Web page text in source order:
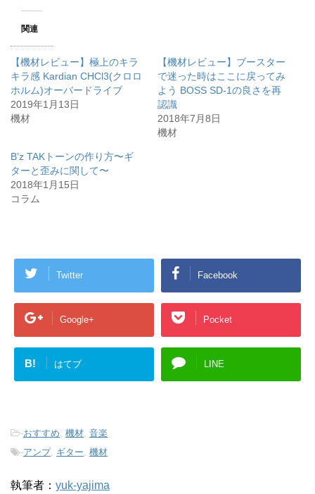
関連
【機材レビュー】極上のキラ
キラ感 Kardian CHCl3(クロロ
ホルム)オーバードライブ
2019年1月13日
機材
【機材レビュー】ブースター
で迷った時はここに戻ってみ
よう BOSS SD-1の良さを再
認識
2018年7月8日
機材
B’z TAKトーンの作り方〜ギ
ターと歪みに関して〜
2018年1月15日
コラム
Twitter Facebook
Google+ Pocket
B! はてブ LINE
-おすすめ 機材 音楽
-アンプ, ギター 機材
執筆者： yuk-yajima